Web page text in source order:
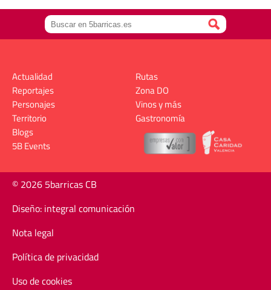
Actualidad
Reportajes
Personajes
Territorio
Rutas
Zona DO
Vinos y más
Gastronomía
Blogs
5B Events
© 2026 5barricas CB
Diseño: integral comunicación
Nota legal
Política de privacidad
Uso de cookies